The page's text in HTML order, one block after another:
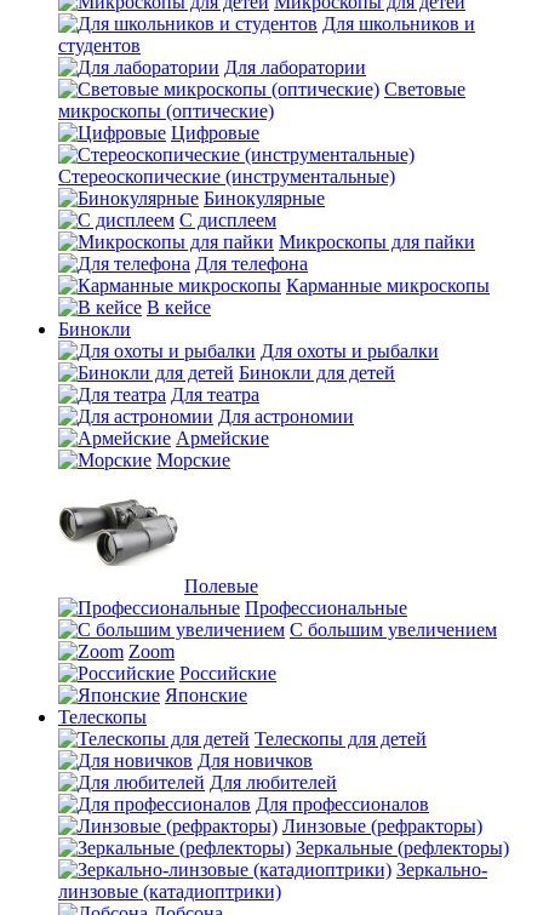
Для школьников и
студентов
Для лаборатории
Световые
микроскопы (оптические)
Цифровые
Стереоскопические (инструментальные)
Бинокулярные
С дисплеем
Микроскопы для пайки
Для телефона
Карманные микроскопы
В кейсе
Бинокли
Для охоты и рыбалки
Бинокли для детей
Для театра
Для астрономии
Армейские
Морские
Полевые
Профессиональные
С большим увеличением
Zoom
Российские
Японские
Телескопы
Телескопы для детей
Для новичков
Для любителей
Для профессионалов
Линзовые (рефракторы)
Зеркальные (рефлекторы)
Зеркально-
линзовые (катадиоптрики)